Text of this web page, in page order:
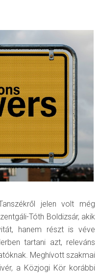
jelen volt még
Tóth Boldizsár, akik
hanem részt is véve
tartani azt, releváns
Meghívott szakmai
a Közjogi Kör korábbi